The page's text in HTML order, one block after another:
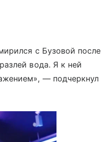
с Бузовой после
вода. Я к ней
— подчеркнул